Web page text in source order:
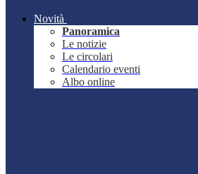
Novità
Panoramica
Le notizie
Le circolari
Calendario eventi
Albo online